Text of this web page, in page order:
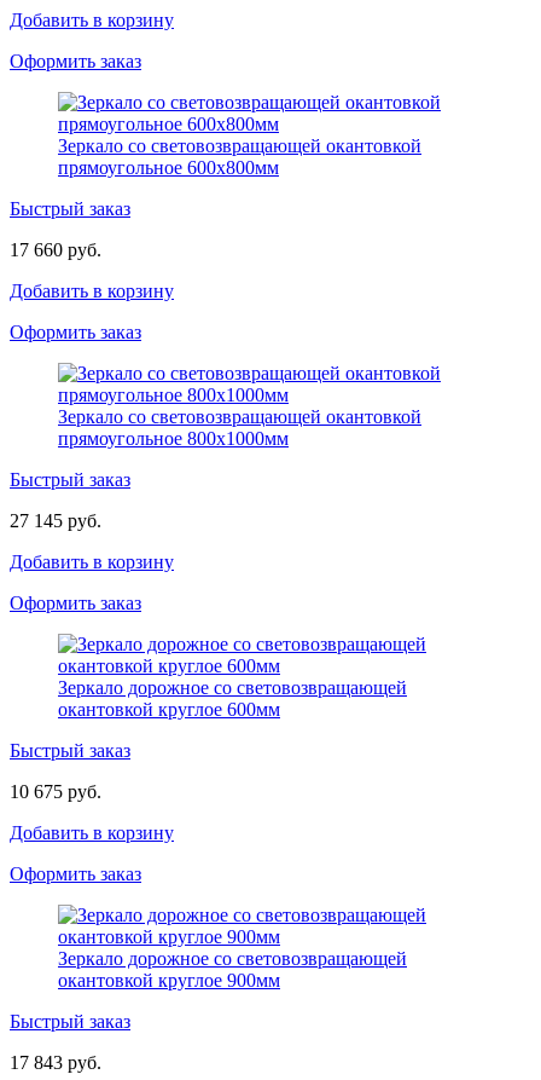
Добавить в корзину
Оформить заказ
Зеркало со световозвращающей окантовкой
прямоугольное 600х800мм
Быстрый заказ
17 660 руб.
Добавить в корзину
Оформить заказ
Зеркало со световозвращающей окантовкой
прямоугольное 800х1000мм
Быстрый заказ
27 145 руб.
Добавить в корзину
Оформить заказ
Зеркало дорожное со световозвращающей
окантовкой круглое 600мм
Быстрый заказ
10 675 руб.
Добавить в корзину
Оформить заказ
Зеркало дорожное со световозвращающей
окантовкой круглое 900мм
Быстрый заказ
17 843 руб.